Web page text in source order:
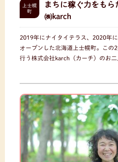
上士幌
町
まちに稼ぐ力をもら
㈱karch
2019年にナイタイテラス、2020年
オープンした北海道上士幌町。この
行う株式会社karch（カーチ）のお二